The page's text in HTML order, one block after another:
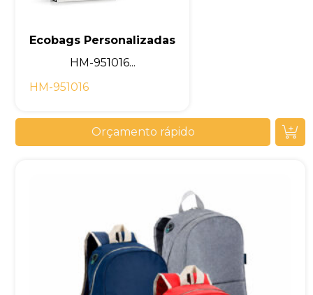
Ecobags Personalizadas
HM-951016...
HM-951016
Orçamento rápido